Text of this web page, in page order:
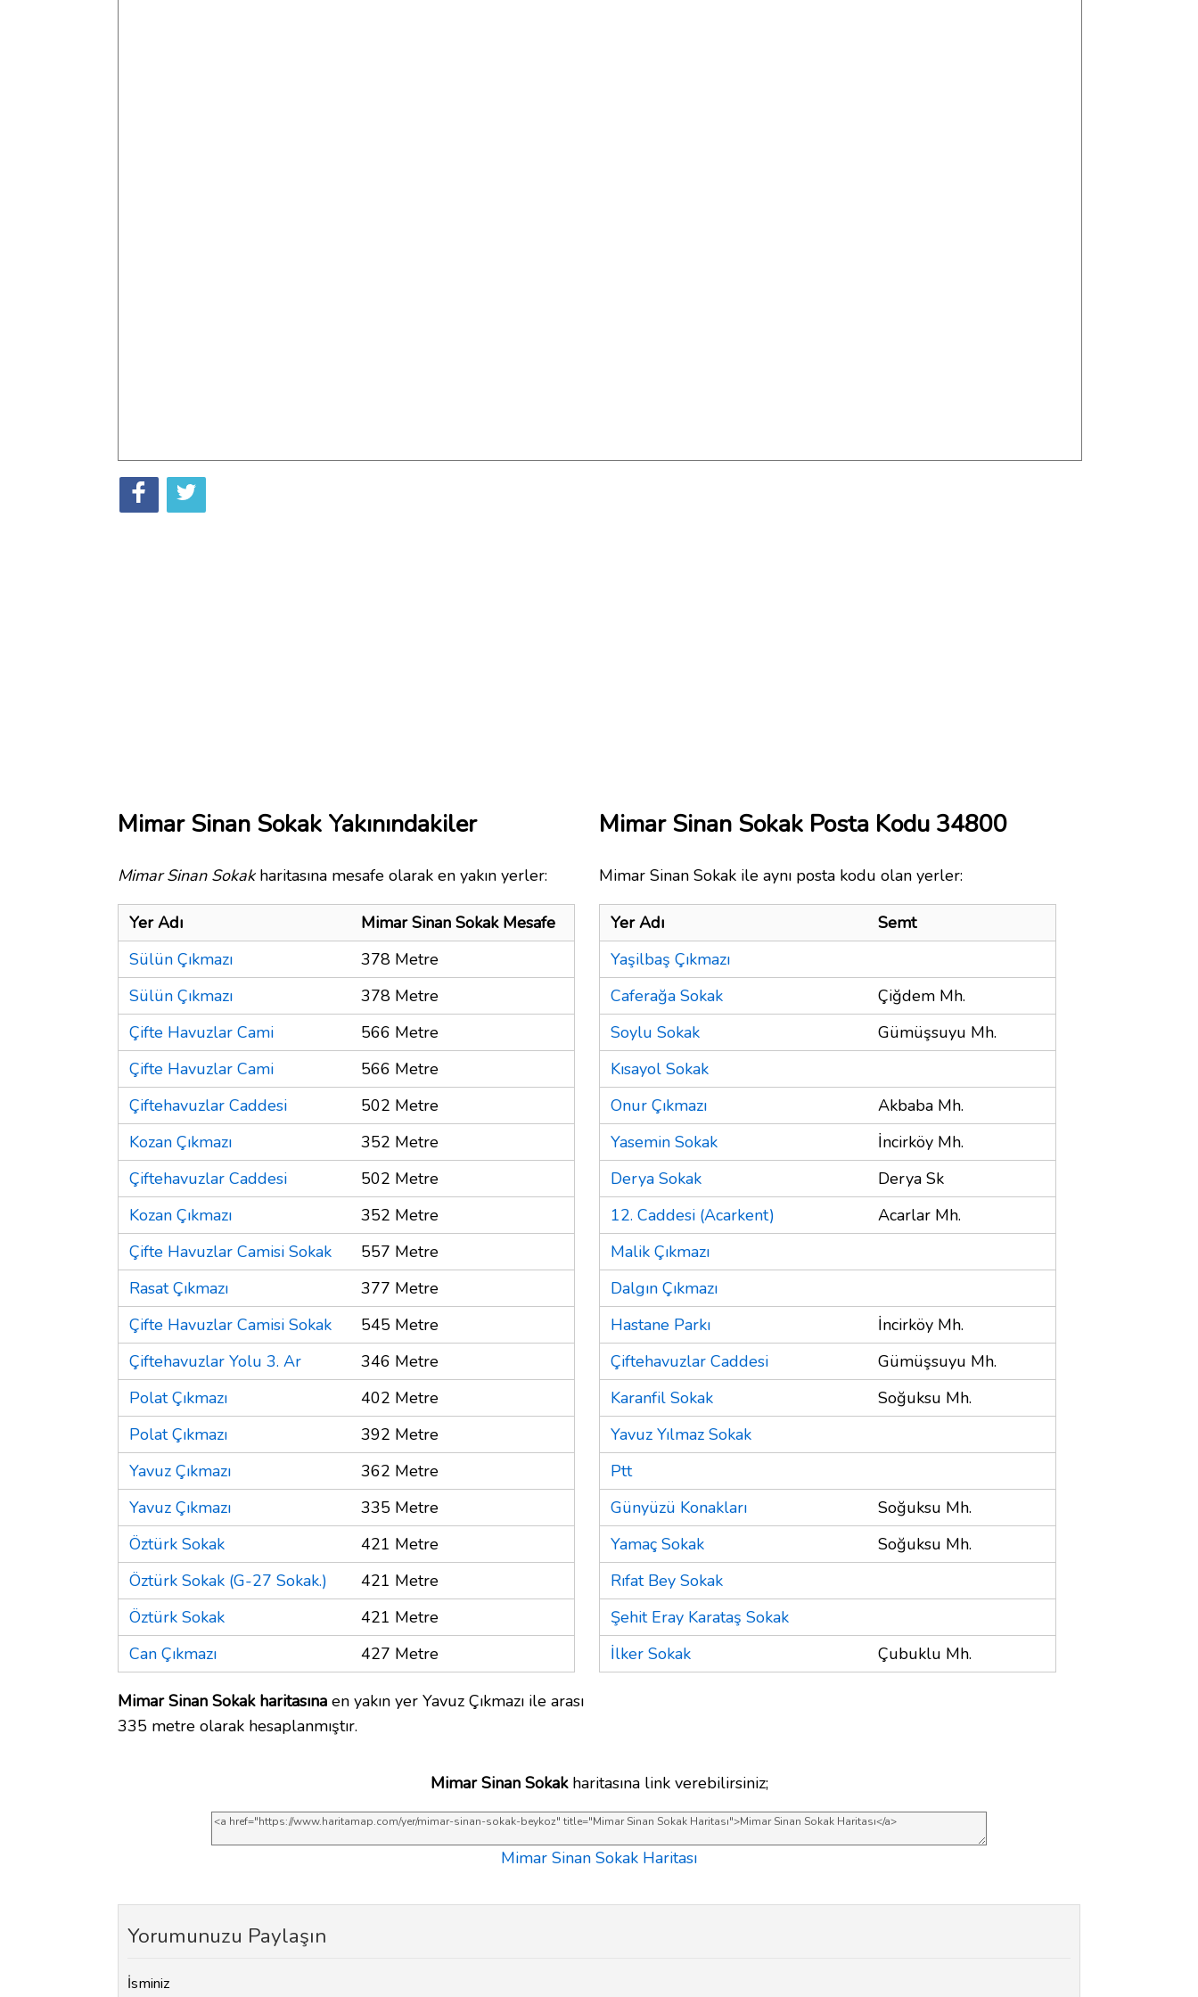
Mimar Sinan Sokak Yakınındakiler
Mimar Sinan Sokakharitasına mesafe olarak en yakın yerler:
Yer Adı
Mimar Sinan Sokak Mesafe
Sülün Çıkmazı
378 Metre
Sülün Çıkmazı
378 Metre
Çifte Havuzlar Cami
566 Metre
Çifte Havuzlar Cami
566 Metre
Çiftehavuzlar Caddesi
502 Metre
Kozan Çıkmazı
352 Metre
Çiftehavuzlar Caddesi
502 Metre
Kozan Çıkmazı
352 Metre
Çifte Havuzlar Camisi Sokak
557 Metre
Rasat Çıkmazı
377 Metre
Çifte Havuzlar Camisi Sokak
545 Metre
Çiftehavuzlar Yolu 3. Ar
346 Metre
Polat Çıkmazı
402 Metre
Polat Çıkmazı
392 Metre
Yavuz Çıkmazı
362 Metre
Yavuz Çıkmazı
335 Metre
Öztürk Sokak
421 Metre
Öztürk Sokak (G-27 Sokak.)
421 Metre
Öztürk Sokak
421 Metre
Can Çıkmazı
427 Metre
Mimar Sinan Sokak haritasına en yakın yer Yavuz Çıkmazı ile arası
335 metre olarak hesaplanmıştır.
Mimar Sinan Sokak Posta Kodu 34800
Mimar Sinan Sokak ile aynı posta kodu olan yerler:
Yer Adı
Semt
Yaşilbaş Çıkmazı
Caferağa Sokak
Çiğdem Mh.
Soylu Sokak
Gümüşsuyu Mh.
Kısayol Sokak
Onur Çıkmazı
Akbaba Mh.
Yasemin Sokak
İncirköy Mh.
Derya Sokak
Derya Sk
12. Caddesi (Acarkent)
Acarlar Mh.
Malik Çıkmazı
Dalgın Çıkmazı
Hastane Parkı
İncirköy Mh.
Çiftehavuzlar Caddesi
Gümüşsuyu Mh.
Karanfil Sokak
Soğuksu Mh.
Yavuz Yılmaz Sokak
Ptt
Günyüzü Konakları
Soğuksu Mh.
Yamaç Sokak
Soğuksu Mh.
Rıfat Bey Sokak
Şehit Eray Karataş Sokak
İlker Sokak
Çubuklu Mh.
Mimar Sinan Sokakharitasına link verebilirsiniz;
Mimar Sinan Sokak Haritası
Yorumunuzu Paylaşın
İsminiz